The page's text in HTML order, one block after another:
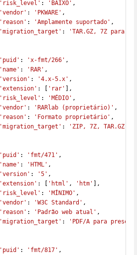
'risk_level' : 'BAIXO' ,
'vendor' : 'PKWARE' ,
'reason' : 'Amplamente suportado' ,
'migration_target' :
'TAR.GZ, 7Z para
'puid' : 'x-fmt/266' ,
'name' : 'RAR' ,
'version' : '4.x-5.x' ,
'extension' : [ 'rar'
],
'risk_level' : 'MÉDIO' ,
'vendor' : 'RARlab (proprietário)' ,
'reason' : 'Formato proprietário' ,
'migration_target' :
'ZIP, 7Z, TAR.GZ'
'puid' : 'fmt/471' ,
'name' : 'HTML' ,
'version' : '5' ,
'extension' : [ 'html' , 'htm'
],
'risk_level' : 'MÍNIMO' ,
'vendor' : 'W3C Standard' ,
'reason' : 'Padrão web atual' ,
'migration_target' :
'PDF/A para
'puid' : 'fmt/817' ,